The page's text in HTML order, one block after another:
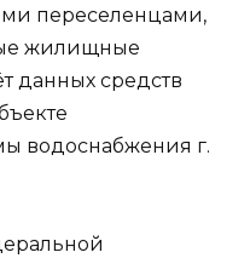
переселенцами,
жилищные
данных средств
водоснабжения г.